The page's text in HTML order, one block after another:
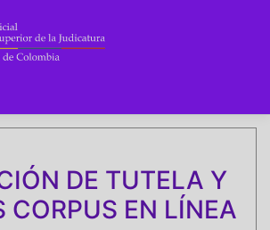
DE TUTELA Y
CORPUS EN LÍNEA